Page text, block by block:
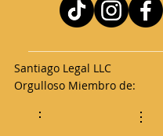
Santiago Legal LLC
Orgulloso Miembro de: